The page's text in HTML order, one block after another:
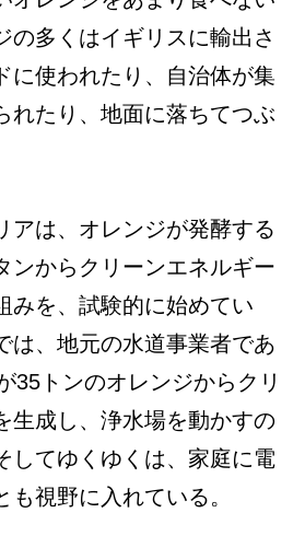
の多くはイギリスに輸出さ
に使われたり、自治体が集
れたり、地面に落ちてつぶ
アは、オレンジが発酵する
ンからクリーンエネルギー
みを、試験的に始めてい
は、地元の水道事業者であ
35トンのオレンジからクリ
生成し、浄水場を動かすの
してゆくゆくは、家庭に電
も視野に入れている。